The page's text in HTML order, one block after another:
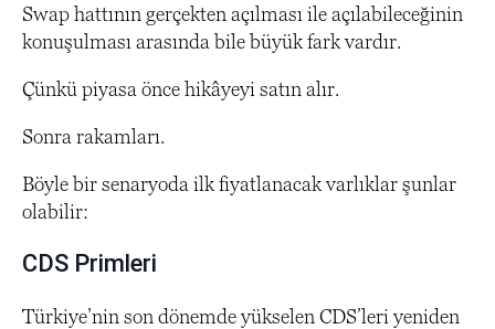
Swap hattının gerçekten açılması ile açılabileceğinin
konuşulması arasında bile büyük fark vardır.
Çünkü piyasa önce hikâyeyi satın alır.
Sonra rakamları.
Böyle bir senaryoda ilk fiyatlanacak varlıklar şunlar
olabilir:
CDS Primleri
Türkiye’nin son dönemde yükselen CDS’leri yeniden